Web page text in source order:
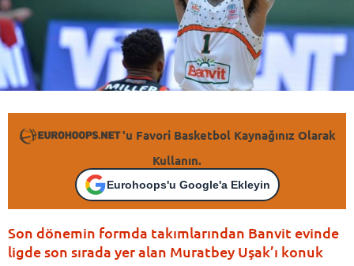
'u Favori Basketbol Kaynağınız Olarak
Kullanın.
Eurohoops'u Google'a Ekleyin
Son dönemin formda takımlarından Banvit evinde
ligde son sırada yer alan Muratbey Uşak’ı konuk